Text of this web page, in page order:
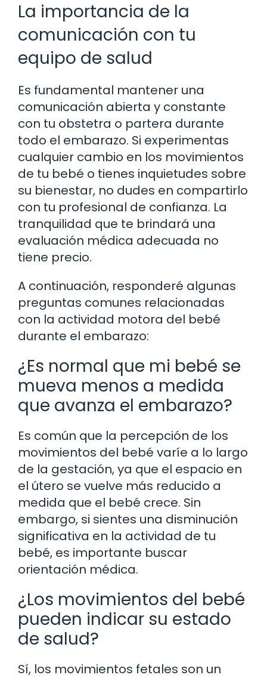
La importancia de la
comunicación con tu
equipo de salud
Es fundamental mantener una
comunicación abierta y constante
con tu obstetra o partera durante
todo el embarazo. Si experimentas
cualquier cambio en los movimientos
de tu bebé o tienes inquietudes sobre
su bienestar, no dudes en compartirlo
con tu profesional de confianza. La
tranquilidad que te brindará una
evaluación médica adecuada no
tiene precio.
A continuación, responderé algunas
preguntas comunes relacionadas
con la actividad motora del bebé
durante el embarazo:
¿Es normal que mi bebé se
mueva menos a medida
que avanza el embarazo?
Es común que la percepción de los
movimientos del bebé varíe a lo largo
de la gestación, ya que el espacio en
el útero se vuelve más reducido a
medida que el bebé crece. Sin
embargo, si sientes una disminución
significativa en la actividad de tu
bebé, es importante buscar
orientación médica.
¿Los movimientos del bebé
pueden indicar su estado
de salud?
Sí, los movimientos fetales son un